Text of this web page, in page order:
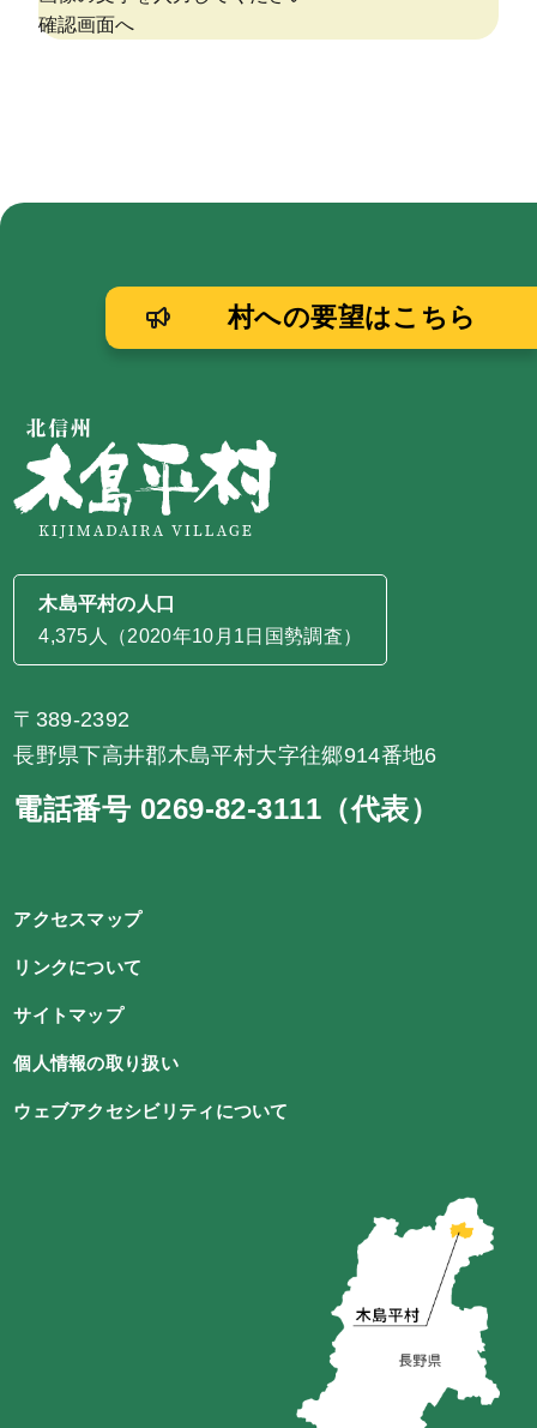
木島平村の人口
4,375人（2020年10月1日国勢調査）
〒389-2392
長野県下高井郡木島平村大字往郷914番地6
電話番号 0269-82-3111（代表）
村への要望はこちら
アクセスマップ
リンクについて
サイトマップ
個人情報の取り扱い
ウェブアクセシビリティについて